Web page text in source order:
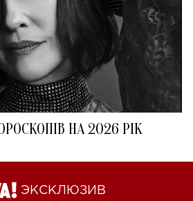
НА 2026 РІК
ЭКСКЛЮЗИВ